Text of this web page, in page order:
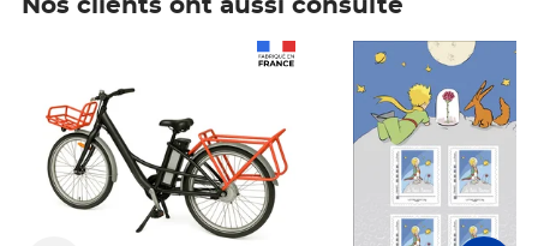
Nos clients ont aussi consulté
Prix 7,50€